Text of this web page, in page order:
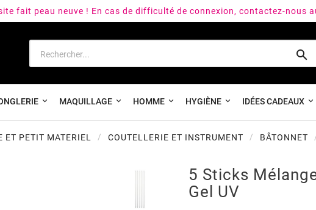
fait peau neuve ! En cas de difficulté de connexion, contactez-nous

MAQUILLAGE HOMME HYGIÈNE IDÉES CADEAUX
ET PETIT MATERIEL COUTELLERIE ET INSTRUMENT BÂTONNET
5 Sticks
Gel UV